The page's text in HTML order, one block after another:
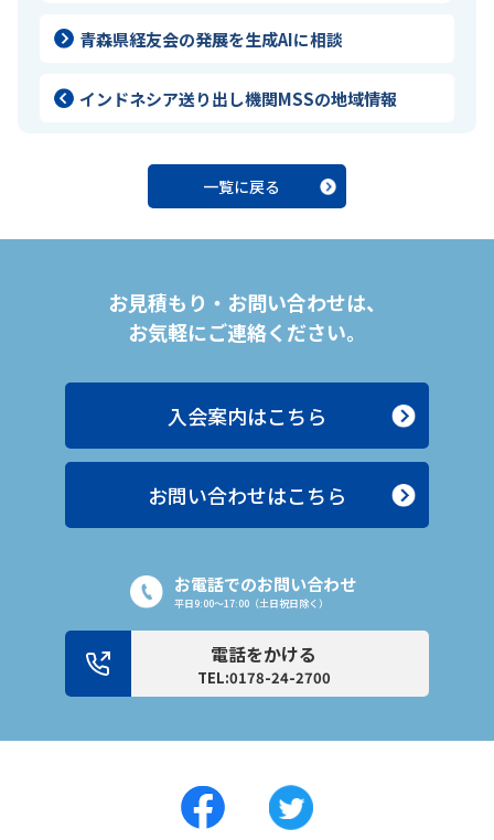
青森県経友会の発展を生成AIに相談
インドネシア送り出し機関MSSの地域情報
一覧に戻る
お見積もり・お問い合わせは、
お気軽にご連絡ください。
入会案内はこちら
お問い合わせはこちら
お電話でのお問い合わせ
平日9:00〜17:00（土日祝日除く）
電話をかける
TEL:0178-24-2700